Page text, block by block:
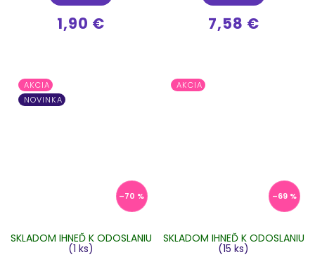
1,90 € 7,58 €
AKCIA
NOVINKA
–70 %
SKLADOM IHNEĎ K ODOSLANIU
(1 ks)
AKCIA
–69 %
SKLADOM IHNEĎ K ODOSLANIU
(15 ks)